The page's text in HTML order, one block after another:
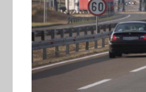
2
0
2
5